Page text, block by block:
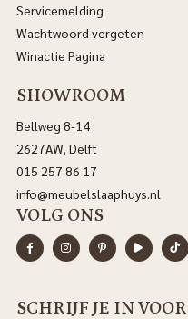
Servicemelding
Wachtwoord vergeten
Winactie Pagina
SHOWROOM
Bellweg 8-14
2627AW, Delft
015 257 86 17
info@meubelslaaphuys.nl
VOLG ONS
SCHRIJF JE IN